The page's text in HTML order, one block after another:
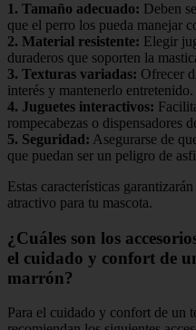
1. Tamaño adecuado: Deben
que el perro los pueda manejar
2. Material resistente: Elegir
duraderos que soporten la
3. Texturas variadas: Ofrecer
interés y mantenerlo entretenido.
4. Juguetes interactivos:
rompecabezas o dispensadores
5. Seguridad: Asegurarse de
que puedan ser un peligro de
Estas características
atractivo para tu mascota.
¿Cuáles son los
el cuidado y confort de
marrón?
Para el cuidado y confort de un